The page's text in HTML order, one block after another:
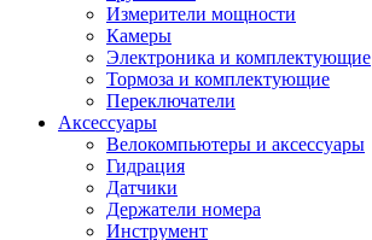
Измерители мощности
Камеры
Электроника и комплектующие
Тормоза и комплектующие
Переключатели
Аксессуары
Велокомпьютеры и аксессуары
Гидрация
Датчики
Держатели номера
Инструмент